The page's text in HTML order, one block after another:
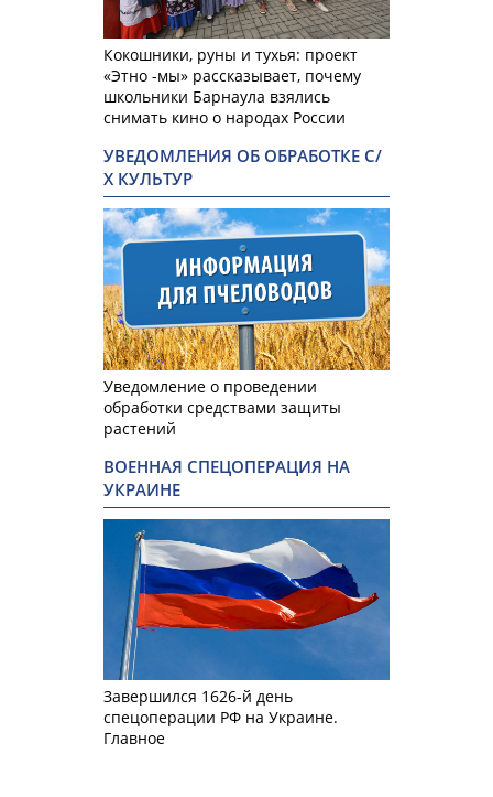
Кокошники, руны и тухья: проект
«Этно -мы» рассказывает, почему
школьники Барнаула взялись
снимать кино о народах России
УВЕДОМЛЕНИЯ ОБ ОБРАБОТКЕ С/
Х КУЛЬТУР
Уведомление о проведении
обработки средствами защиты
растений
ВОЕННАЯ СПЕЦОПЕРАЦИЯ НА
УКРАИНЕ
Завершился 1626-й день
спецоперации РФ на Украине.
Главное